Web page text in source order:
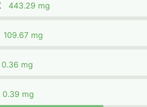
443.29 mg
109.67 mg
0.36 mg
0.39 mg